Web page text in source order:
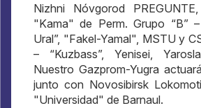
Nizhni Nóvgorod
"Kama" de Perm. Grupo “B”
Ural”, "Fakel-Yamal", MSTU y
– “Kuzbass”, Yenisei,
Nuestro Gazprom-Yugra
junto con Novosibirsk
"Universidad" de Barnaul.